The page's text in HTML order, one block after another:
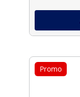
Promo